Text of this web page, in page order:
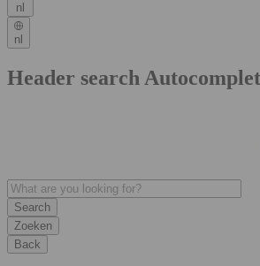
nl
nl
Header search
Zoeken
Back